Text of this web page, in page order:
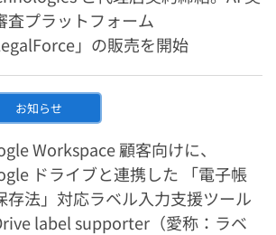
査プラットフォーム
」の販売を開始
お知らせ
Workspace 顧客向けに、
ドライブと連携した 「電子帳
存法」対応ラベル入力支援ツール
label supporter（愛称：ラベ